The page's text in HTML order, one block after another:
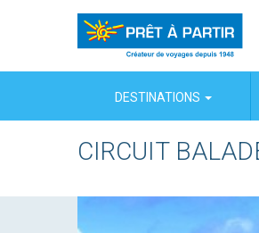
DESTINATIONS
CIRCUIT